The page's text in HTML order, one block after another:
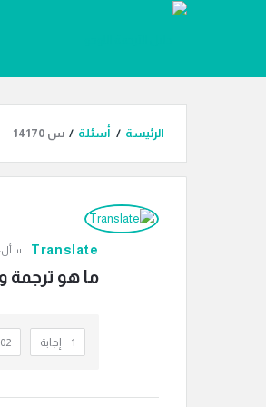
دليل
الرئيسة / أسئلة / س 14170
الترجمة
Translate سأل:
ما هو ترجمة
‫1 إجابة